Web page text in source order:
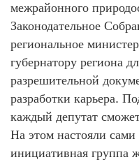
межрайонного
Законодательное
региональное
губернатору региона
разрешительной
разработки карьера.
каждый депутат
На этом настояли сами
инициативная группа